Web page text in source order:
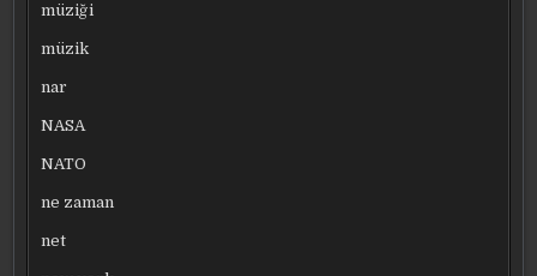
müziği
müzik
nar
NASA
NATO
ne zaman
net